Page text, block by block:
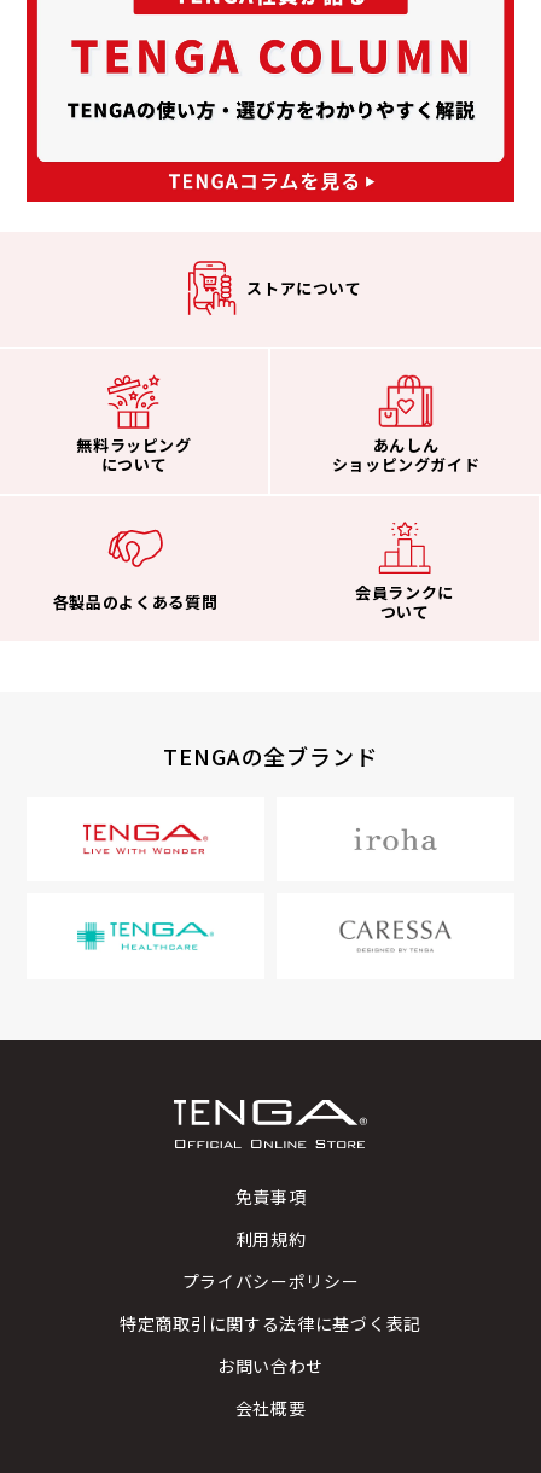
ストアについて
無料ラッピング
について
あんしん
ショッピングガイド
各製品のよくある質問
会員ランクに
ついて
TENGAの全ブランド
免責事項
利用規約
プライバシーポリシー
特定商取引に関する法律に基づく表記
お問い合わせ
会社概要